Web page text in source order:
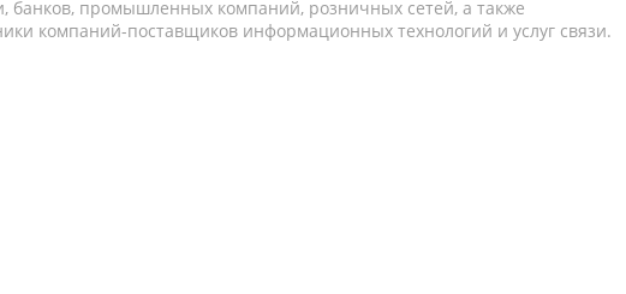
банков, промышленных компаний, розничных сетей, а также
компаний-поставщиков информационных технологий и услуг связи.